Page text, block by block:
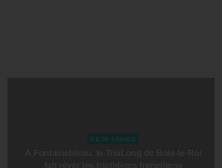
ILE-DE-FRANCE